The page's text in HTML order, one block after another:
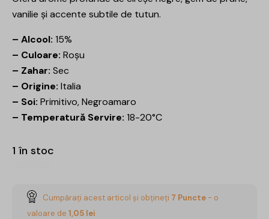
vanilie și accente subtile de tutun.
– Alcool: 15%
– Culoare: Roșu
– Zahar: Sec
– Origine: Italia
– Soi: Primitivo, Negroamaro
– Temperatură Servire: 18-20°C
1 în stoc
Cumpărați acest articol și obțineți 7 Puncte - o
valoare de 1,05 lei